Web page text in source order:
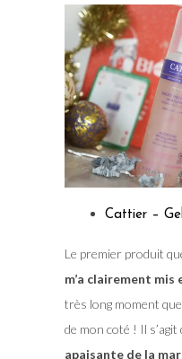
Cattier –
Le premier produit
m’a clairement mis
très long moment
de mon coté ! Il s’agit
apaisante de la